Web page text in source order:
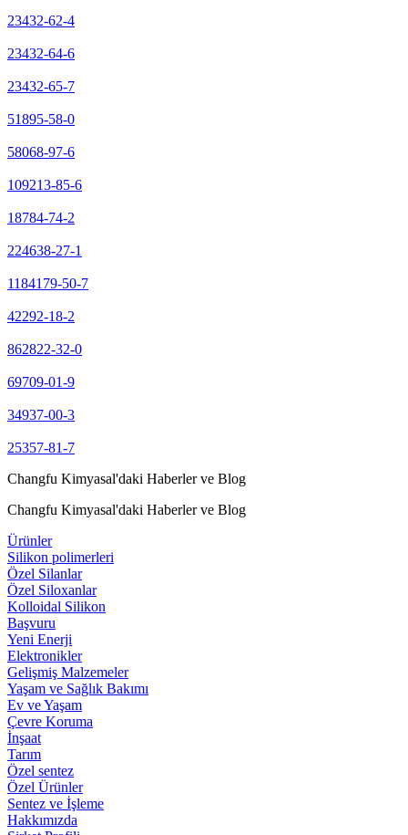
23432-62-4
23432-64-6
23432-65-7
51895-58-0
58068-97-6
109213-85-6
18784-74-2
224638-27-1
1184179-50-7
42292-18-2
862822-32-0
69709-01-9
34937-00-3
25357-81-7
Changfu Kimyasal'daki Haberler ve Blog
Changfu Kimyasal'daki Haberler ve Blog
Ürünler
Silikon polimerleri
Özel Silanlar
Özel Siloxanlar
Kolloidal Silikon
Başvuru
Yeni Enerji
Elektronikler
Gelişmiş Malzemeler
Yaşam ve Sağlık Bakımı
Ev ve Yaşam
Çevre Koruma
İnşaat
Tarım
Özel sentez
Özel Ürünler
Sentez ve İşleme
Hakkımızda